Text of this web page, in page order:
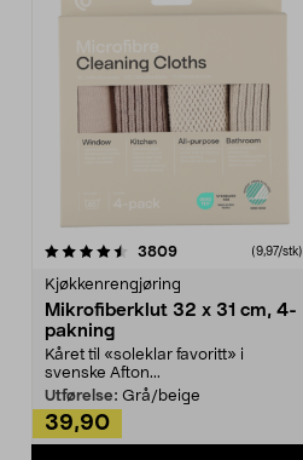
3809anmeldelser(9,97/stk)
Kjøkkenrengjøring
Mikrofiberklut 32 x 31 cm, 4-
pakning
Kåret til «soleklar favoritt» i
svenske Afton...
Utførelse: Grå/beige
39,90
4.5av 5 stjerner